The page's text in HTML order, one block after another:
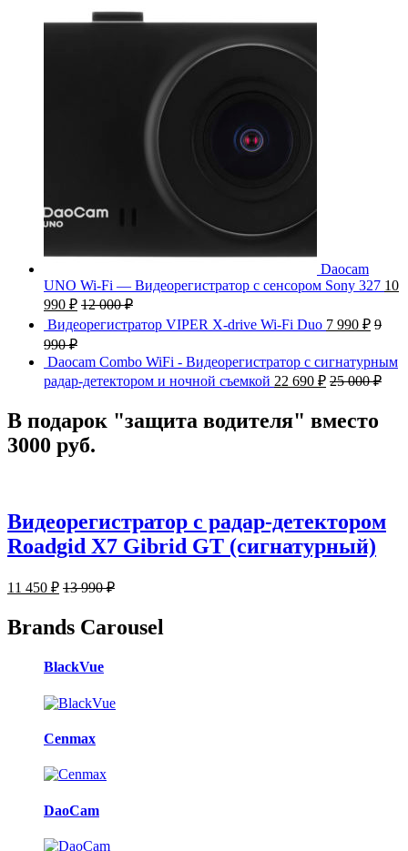
Daocam
UNO Wi-Fi — Видеорегистратор с сенсором Sony 327 10
990 ₽ 12 000₽
Видеорегистратор VIPER X-drive Wi-Fi Duo 7 990 ₽ 9
990₽
Daocam Combo WiFi - Видеорегистратор с сигнатурным
радар-детектором и ночной съемкой 22 690 ₽ 25 000₽
В подарок "защита водителя" вместо
3000 руб.
Видеорегистратор с радар-детектором
Roadgid X7 Gibrid GT (сигнатурный)
11 450 ₽ 13 990₽
Brands Carousel
BlackVue
Cenmax
DaoCam